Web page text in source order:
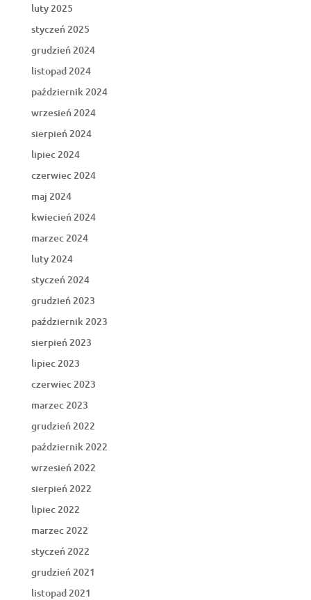
luty 2025
styczeń 2025
grudzień 2024
listopad 2024
październik 2024
wrzesień 2024
sierpień 2024
lipiec 2024
czerwiec 2024
maj 2024
kwiecień 2024
marzec 2024
luty 2024
styczeń 2024
grudzień 2023
październik 2023
sierpień 2023
lipiec 2023
czerwiec 2023
marzec 2023
grudzień 2022
październik 2022
wrzesień 2022
sierpień 2022
lipiec 2022
marzec 2022
styczeń 2022
grudzień 2021
listopad 2021